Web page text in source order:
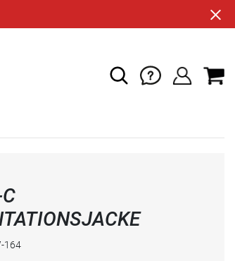
164